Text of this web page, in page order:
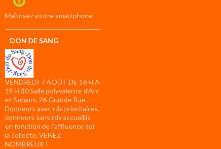
compte
Maîtrisez votrre smartphone
DON DE SANG
VENDREDI 7 AOÛT DE 16 H A
19 H 30 Salle polyvalente d’Arc
et Senans, 26 Grande Rue.
Donneurs avec rdv prioritaires,
donneurs sans rdv accueillis
en fonction de l’affluence sur
la collecte. VENEZ
NOMBREUX !